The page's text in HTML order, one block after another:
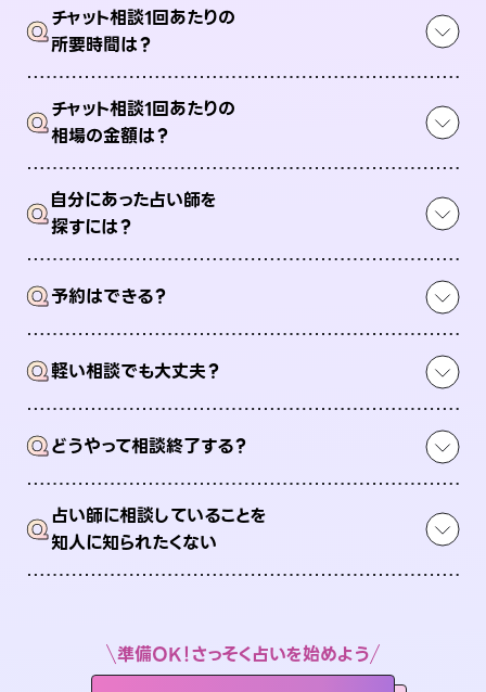
Qチャット相談1回あたりの
所要時間は？
Qチャット相談1回あたりの
相場の金額は？
Q自分にあった占い師を
探すには？
Q予約はできる？
Q軽い相談でも大丈夫？
Qどうやって相談終了する？
Q占い師に相談していることを
知人に知られたくない
準備OK！さっそく占いを始めよう